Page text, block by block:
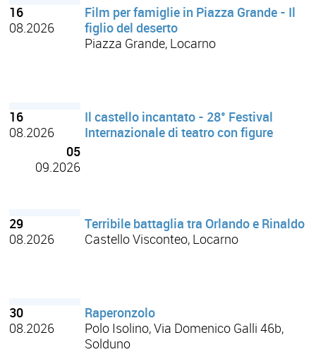
16
08.2026
Film per famiglie in Piazza Grande - Il
figlio del deserto
Piazza Grande, Locarno
16
08.2026
05
09.2026
Il castello incantato - 28° Festival
Internazionale di teatro con figure
29
08.2026
Terribile battaglia tra Orlando e Rinaldo
Castello Visconteo, Locarno
30
08.2026
Raperonzolo
Polo Isolino, Via Domenico Galli 46b,
Solduno